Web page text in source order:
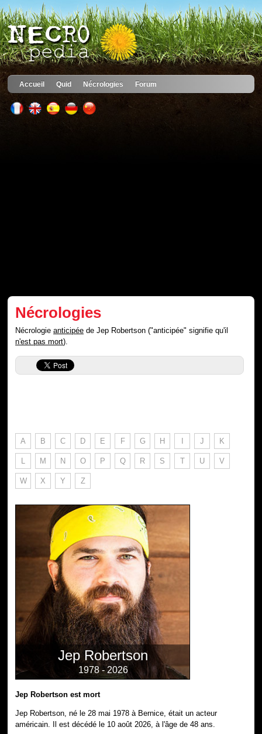
Accueil Quid Nécrologies Forum
Nécrologies
Nécrologieanticipée de Jep Robertson ("anticipée" signifie qu'il
n'est pas mort).
A B C D E F G H I J K
L M N O P Q R S T U V
W X Y Z
Jep Robertson
1978 - 2026
Jep Robertson est mort
Jep Robertson, né le 28 mai 1978 à Bernice, était un acteur
américain. Il est décédé le 10 août 2026, à l'âge de 48 ans.